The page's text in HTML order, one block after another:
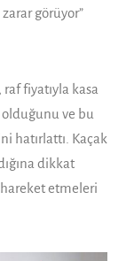
görüyor”
fiyatıyla kasa
olduğunu ve bu
hatırlattı. Kaçak
dikkat
etmeleri